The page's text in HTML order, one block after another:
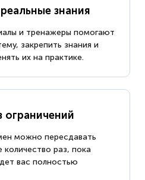
знания
и тренажеры помогают
закрепить знания и
их на практике.
ограничений
можно пересдавать
количество раз, пока
вас полностью